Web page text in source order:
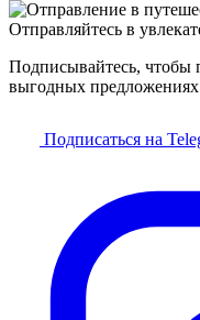
Отправляйтесь в
Подписывайтесь, чтобы
выгодных
Подписаться на